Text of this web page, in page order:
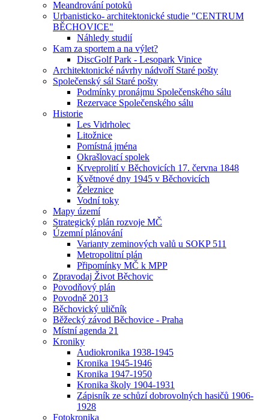
Meandrování potoků
Urbanisticko- architektonické studie "CENTRUM
BĚCHOVICE"
Náhledy studií
Kam za sportem a na výlet?
DiscGolf Park - Lesopark Vinice
Architektonické návrhy nádvoří Staré pošty
Společenský sál Staré pošty
Podmínky pronájmu Společenského sálu
Rezervace Společenského sálu
Historie
Les Vidrholec
Litožnice
Pomístná jména
Okrašlovací spolek
Krveprolití v Běchovicích 17. června 1848
Květnové dny 1945 v Běchovicích
Železnice
Vodní toky
Mapy území
Strategický plán rozvoje MČ
Územní plánování
Varianty zeminových valů u SOKP 511
Metropolitní plán
Připomínky MČ k MPP
Zpravodaj Život Běchovic
Povodňový plán
Povodně 2013
Běchovický uličník
Běžecký závod Běchovice - Praha
Místní agenda 21
Kroniky
Audiokronika 1938-1945
Kronika 1945-1946
Kronika 1947-1950
Kronika školy 1904-1931
Zápisník ze schůzí dobrovolných hasičů 1906-
1928
Fotokronika